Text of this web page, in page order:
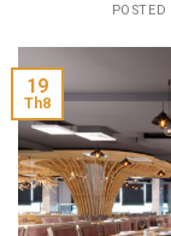
19
Th8